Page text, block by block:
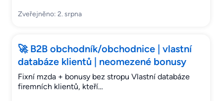
Zveřejněno: 2. srpna
🚀 B2B obchodník/obchodnice | vlastní
databáze klientů | neomezené bonusy
Fixní mzda + bonusy bez stropu Vlastní databáze
firemních klientů, kteří…